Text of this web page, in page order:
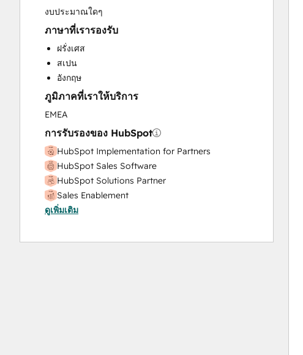
Email Marketing
Full Inbound Marketing Services
Help Desk Implementation
HubSpot Onboarding
Knowledge Base Development
Paid Advertising
Programmable Automation
Public Relations
Sales and Marketing Alignment
Sales Coaching and Training
Sales Enablement
Search Engine Optimization
Social Media
Video Production
Website Design
Website Migration
งบประมาณใดๆ
ภาษาที่เรารองรับ
ฝรั่งเศส
สเปน
อังกฤษ
ภูมิภาคที่เราให้บริการ
EMEA
การรับรองของ HubSpot
HubSpot Implementation for Partners
HubSpot Sales Software
HubSpot Solutions Partner
Sales Enablement
ดูเพิ่มเติม